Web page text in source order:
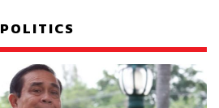
POLITICS